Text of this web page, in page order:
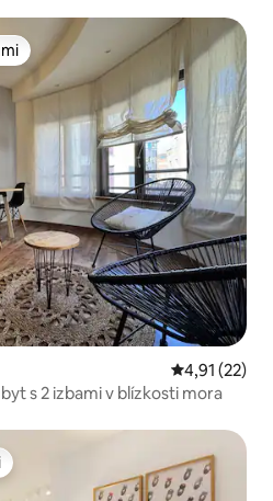
Priemerné
4,91 (22)
s 2 izbami v blízkosti mora